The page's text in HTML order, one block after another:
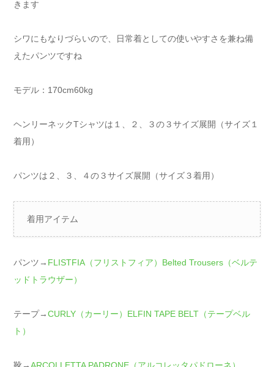
きます
シワにもなりづらいので、日常着としての使いやすさを兼ね備
えたパンツですね
モデル：170cm60kg
ヘンリーネックTシャツは１、２、３の３サイズ展開（サイズ１
着用）
パンツは２、３、４の３サイズ展開（サイズ３着用）
着用アイテム
パンツ→ FLISTFIA（フリストフィア）Belted Trousers（ベルテ
ッドトラウザー）
テープ→CURLY（カーリー）ELFIN TAPE BELT（テープベル
ト）
靴→ARCOLLETTA PADRONE（アルコレッタパドローネ）